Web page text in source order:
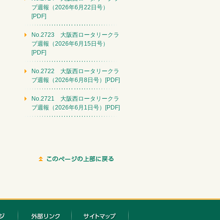
ブ週報（2026年6月22日号）
[PDF]
No.2723 大阪西ロータリークラ
ブ週報（2026年6月15日号）
[PDF]
No.2722 大阪西ロータリークラ
ブ週報（2026年6月8日号）[PDF]
No.2721 大阪西ロータリークラ
ブ週報（2026年6月1日号）[PDF]